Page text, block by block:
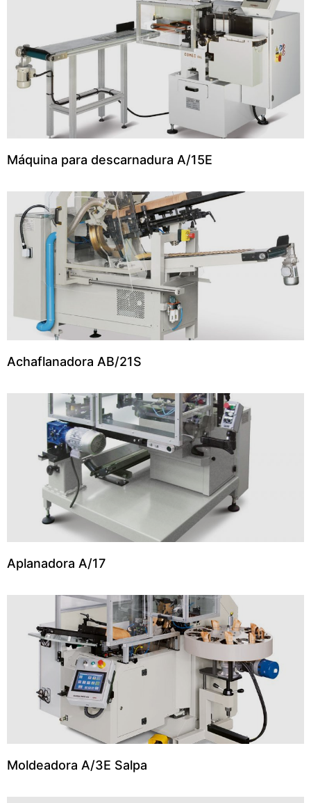
Máquina para descarnadura A/15E
Achaflanadora AB/21S
Aplanadora A/17
Moldeadora A/3E Salpa